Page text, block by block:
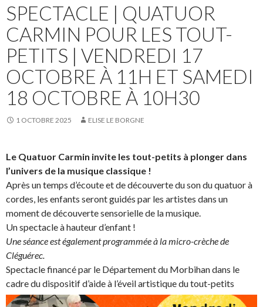
SPECTACLE | QUATUOR
CARMIN POUR LES TOUT-
PETITS | VENDREDI 17
OCTOBRE À 11H ET SAMEDI
18 OCTOBRE À 10H30
1 OCTOBRE 2025 ELISE LE BORGNE
Le Quatuor Carmin invite les tout-petits à plonger dans
l’univers de la musique classique !
Après un temps d’écoute et de découverte du son du quatuor à
cordes, les enfants seront guidés par les artistes dans un
moment de découverte sensorielle de la musique.
Un spectacle à hauteur d’enfant !
Une séance est également programmée à la micro-crèche de
Cléguérec.
Spectacle financé par le Département du Morbihan dans le
cadre du dispositif d’aide à l’éveil artistique du tout-petits